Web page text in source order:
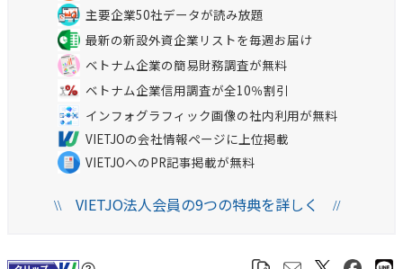
主要企業50社データが読み放題
最新の新設外資企業リストを毎週お届け
ベトナム企業の簡易財務調査が無料
ベトナム企業信用調査が全10％割引
インフォグラフィック画像の社内利用が無料
VIETJOの会社情報ページに上位掲載
VIETJOへのPR記事掲載が無料
\\VIETJO法人会員の9つの特典を詳しく //